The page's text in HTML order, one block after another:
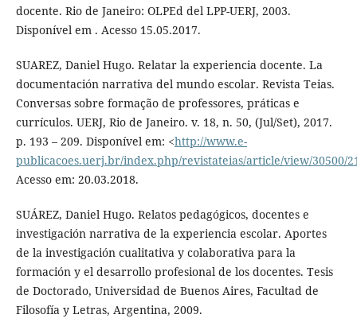
docente. Rio de Janeiro: OLPEd del LPP-UERJ, 2003.
Disponível em . Acesso 15.05.2017.
SUAREZ, Daniel Hugo. Relatar la experiencia docente. La
documentación narrativa del mundo escolar. Revista Teias.
Conversas sobre formação de professores, práticas e
currículos. UERJ, Rio de Janeiro. v. 18, n. 50, (Jul/Set), 2017.
p. 193 – 209. Disponível em: <http://www.e-
publicacoes.uerj.br/index.php/revistateias/article/view/30500/
Acesso em: 20.03.2018.
SUÁREZ, Daniel Hugo. Relatos pedagógicos, docentes e
investigación narrativa de la experiencia escolar. Aportes
de la investigación cualitativa y colaborativa para la
formación y el desarrollo profesional de los docentes. Tesis
de Doctorado, Universidad de Buenos Aires, Facultad de
Filosofía y Letras, Argentina, 2009.